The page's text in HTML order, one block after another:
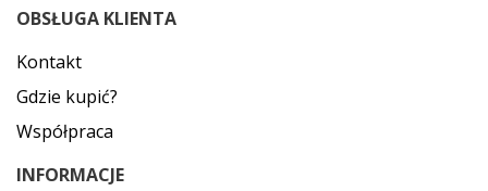
OBSŁUGA KLIENTA
Kontakt
Gdzie kupić?
Współpraca
INFORMACJE